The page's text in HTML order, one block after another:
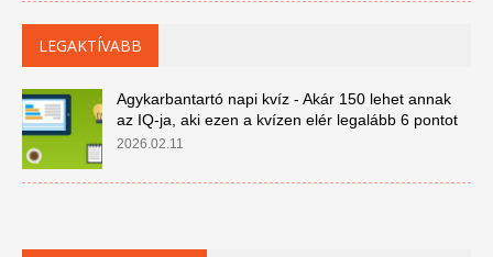
LEGAKTÍVABB
Agykarbantartó napi kvíz - Akár 150 lehet annak
az IQ-ja, aki ezen a kvízen elér legalább 6 pontot
2026.02.11